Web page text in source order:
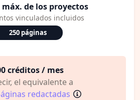
de los proyectos
vinculados incluidos
250 páginas
créditos / mes
el equivalente a
redactadas